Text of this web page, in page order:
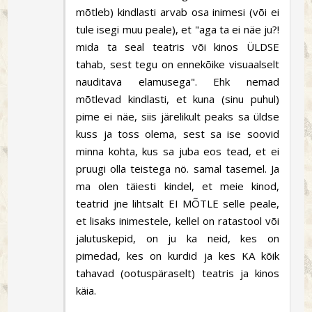
mõtleb) kindlasti arvab osa inimesi (või ei
tule isegi muu peale), et "aga ta ei näe ju?!
mida ta seal teatris või kinos ÜLDSE
tahab, sest tegu on ennekõike visuaalselt
nauditava elamusega". Ehk nemad
mõtlevad kindlasti, et kuna (sinu puhul)
pime ei näe, siis järelikult peaks sa üldse
kuss ja toss olema, sest sa ise soovid
minna kohta, kus sa juba eos tead, et ei
pruugi olla teistega nö. samal tasemel. Ja
ma olen täiesti kindel, et meie kinod,
teatrid jne lihtsalt EI MÕTLE selle peale,
et lisaks inimestele, kellel on ratastool või
jalutuskepid, on ju ka neid, kes on
pimedad, kes on kurdid ja kes KA kõik
tahavad (ootuspäraselt) teatris ja kinos
käia.